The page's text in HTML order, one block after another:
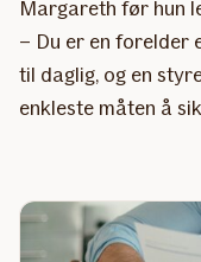
Margareth før hun
– Du er en forelder
til daglig, og en
enkleste måten å